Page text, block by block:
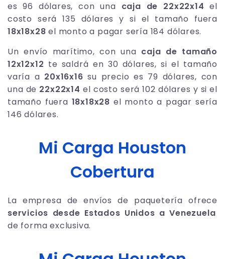
es 96 dólares, con una caja de 22x22x14 el
costo será 135 dólares y si el tamaño fuera
18x18x28 el monto a pagar sería 184 dólares.
Un envío marítimo, con una caja de tamaño
12x12x12 te saldrá en 30 dólares, si el tamaño
varía a 20x16x16 su precio es 79 dólares, con
una de 22x22x14 el costo será 102 dólares y si el
tamaño fuera 18x18x28 el monto a pagar sería
146 dólares.
Mi Carga Houston
Cobertura
La empresa de envíos de paquetería ofrece
servicios desde Estados Unidos a Venezuela
de forma exclusiva.